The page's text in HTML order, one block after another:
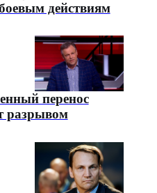
действиям
перенос
разрывом